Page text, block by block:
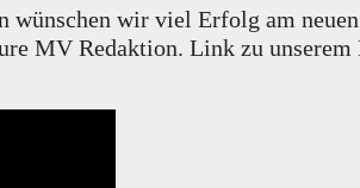
wir viel Erfolg am
MV Redaktion. Link zu